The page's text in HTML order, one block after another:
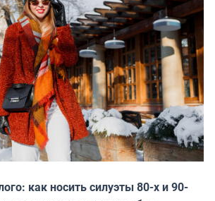
как носить силуэты 80-х и 90-